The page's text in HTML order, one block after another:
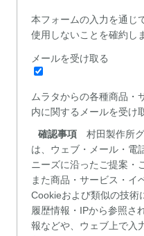
本フォームの入力を通じ
使用しないことを確約し
メールを受け取る
ムラタからの各種商品・
内に関するメールを受け
確認事項
村田製作所
は、ウェブ・メール・電
ニーズに沿ったご提案・
また商品・サービス・イ
Cookieおよび類似の技術
履歴情報・IPから参照さ
報などや、ウェブ上で入